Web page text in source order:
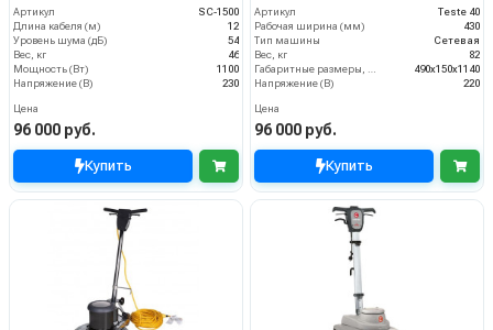
Артикул
SC-1500
Длина кабеля (м)
12
Уровень шума (дБ)
54
Вес, кг
46
Мощность (Вт)
1100
Напряжение (В)
230
Цена
96 000 руб.
Купить
Артикул
Teste 40
Рабочая ширина (мм)
430
Тип машины
Сетевая
Вес, кг
82
490x150x1140
Напряжение (В)
220
Цена
96 000 руб.
Купить